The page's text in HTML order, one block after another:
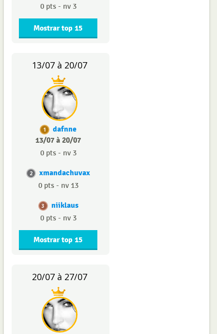
0 pts - nv 3
Mostrar top 15
13/07 à 20/07
1
dafnne
13/07 à 20/07
0 pts - nv 3
2 xmandachuvax
0 pts - nv 13
3 niiklaus
0 pts - nv 3
Mostrar top 15
20/07 à 27/07